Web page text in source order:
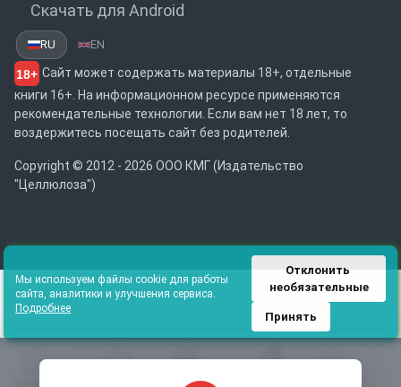
Каталог
Скачать для Android
RU EN
18+ Сайт может содержать материалы 18+, отдельные
книги 16+. На информационном ресурсе применяются
рекомендательные технологии. Если вам нет 18 лет, то
воздержитесь посещать сайт без родителей.
Copyright © 2012 - 2026 ООО КМГ (Издательство
"Целлюлоза")
Мы используем файлы cookie для работы
сайта, аналитики и улучшения сервиса.
Подробнее
Отклонить
необязательные
Принять